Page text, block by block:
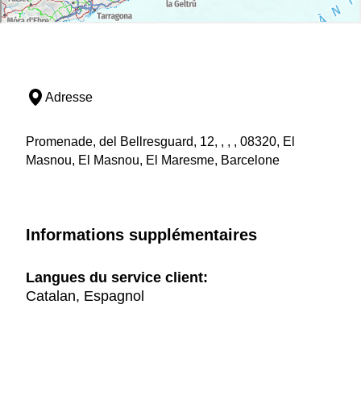
Adresse
Promenade, del Bellresguard, 12, , , , 08320, El
Masnou, El Masnou, El Maresme, Barcelone
Informations supplémentaires
Langues du service client:
Catalan, Espagnol